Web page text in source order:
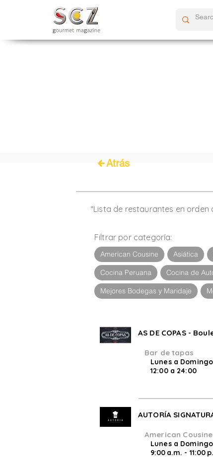
*Lista de restaurantes en orden
Filtrar ítems con Categoría
American Cousine Asiática
Cocina Peruana Cocina de
Mejores Bodegas y Maridaje
Filtrar por categoría:
AS DE COPAS -
Bar de tapas
Lunes a
12:00 a 24:00
AUTORÍA
American Cousine
Lunes a Domingo
9:00 a.m. - 11:00
Atrás